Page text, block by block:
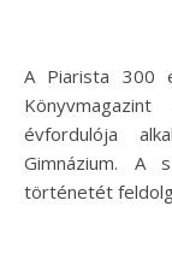
A Piarista 300 éve Szegeden című kötet bemutatója!
évfordulója
Gimnázium. A
történetét